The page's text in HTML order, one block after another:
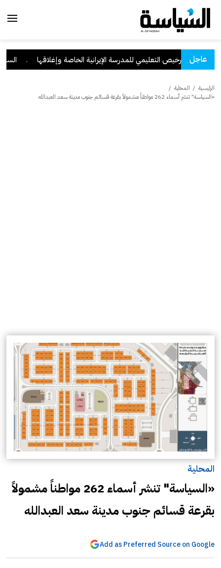
عاجل
التعليمي للمدرسة الإيرانية الخاصة وإغلاقها . السعودية وباكستان
الرئيسية / المحلية /
«السياسة" تنشر أسماء 262 مواطناً مشمولاً بقرعة قسائم جنوب مدينة سعد العبدالله
المحلية
«السياسة" تنشر أسماء 262 مواطناً مشمولاً
بقرعة قسائم جنوب مدينة سعد العبدالله
Add as Preferred Source on Google